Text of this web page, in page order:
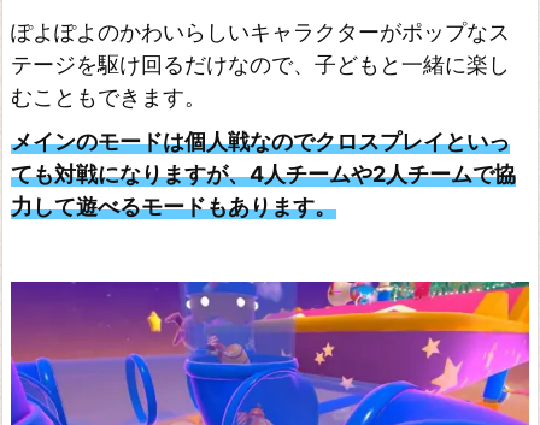
イ
ン
ー
シ
ジ
ぽよぽよのかわいらしいキャラクターがポップなス
テージを駆け回るだけなので、子どもと一緒に楽し
むこともできます。
メインのモードは個人戦なのでクロスプレイといっ
ても対戦になりますが、4人チームや2人チームで協
力して遊べるモードもあります。